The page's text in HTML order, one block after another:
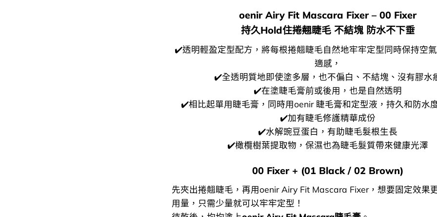
oenir Airy Fit Mascara Fixer – 00 Fixer
持久Hold住捲翹睫毛 不結塊 防水不下垂
✔️透明輕盈定型配方，將每根捲翹睫毛自然地牢牢定型同時保持空
適感，
✔️全透明質地即使塗多層，也不偏白、不結塊、沒有膠水
✔️在塗睫毛膏前或後用，也是自然透明
✔️相比起單用睫毛膏，同時用oenir 睫毛膏和定型液，持久和防水
✔️加有睫毛修護精華成份
✔️水解豌豆蛋白，有助睫毛髮根生長
✔️橄欖樹葉提取物，保濕也為睫毛髮質帶來健康光澤
00 Fixer + (01 Black / 02 Brown)
先夾出捲翹睫毛，再用oenir Airy Fit Mascara Fixer，想要固定效果
用量，只需少量就可以牢牢定型！